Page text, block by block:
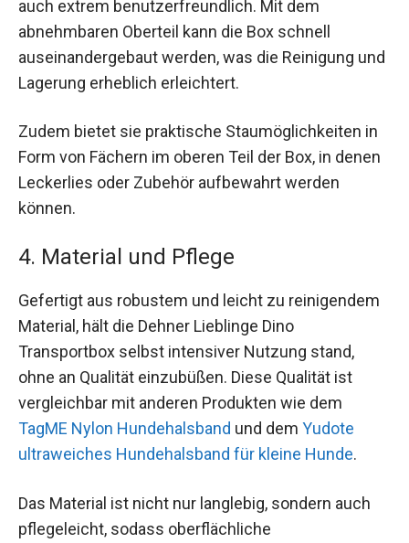
auch extrem benutzerfreundlich. Mit dem
abnehmbaren Oberteil kann die Box schnell
auseinandergebaut werden, was die Reinigung und
Lagerung erheblich erleichtert.
Zudem bietet sie praktische Staumöglichkeiten in
Form von Fächern im oberen Teil der Box, in denen
Leckerlies oder Zubehör aufbewahrt werden
können.
4. Material und Pflege
Gefertigt aus robustem und leicht zu reinigendem
Material, hält die Dehner Lieblinge Dino
Transportbox selbst intensiver Nutzung stand,
ohne an Qualität einzubüßen. Diese Qualität ist
vergleichbar mit anderen Produkten wie dem
TagME Nylon Hundehalsband und dem Yudote
ultraweiches Hundehalsband für kleine Hunde.
Das Material ist nicht nur langlebig, sondern auch
pflegeleicht, sodass oberflächliche